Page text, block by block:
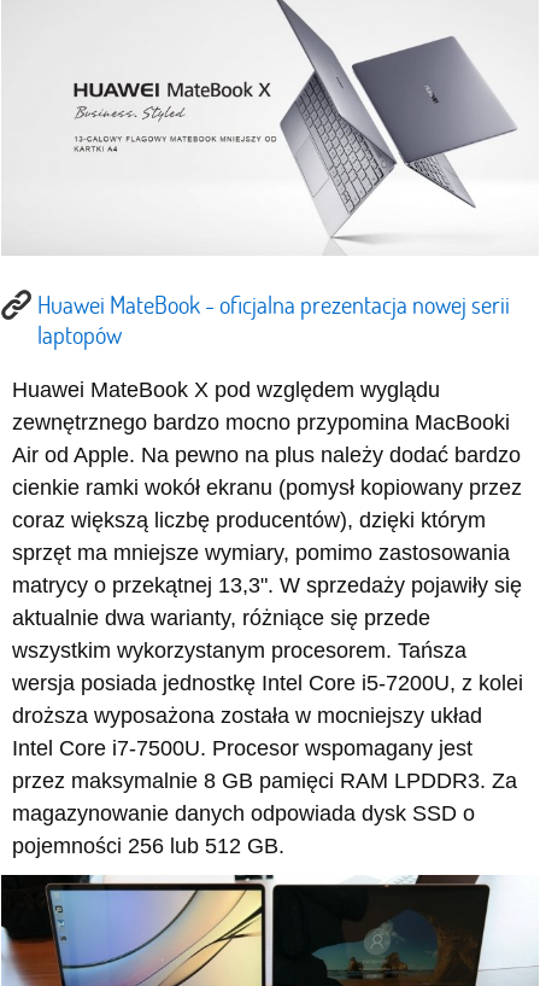
Huawei MateBook - oficjalna prezentacja nowej serii
laptopów
Huawei MateBook X pod względem wyglądu
zewnętrznego bardzo mocno przypomina MacBooki
Air od Apple. Na pewno na plus należy dodać bardzo
cienkie ramki wokół ekranu (pomysł kopiowany przez
coraz większą liczbę producentów), dzięki którym
sprzęt ma mniejsze wymiary, pomimo zastosowania
matrycy o przekątnej 13,3". W sprzedaży pojawiły się
aktualnie dwa warianty, różniące się przede
wszystkim wykorzystanym procesorem. Tańsza
wersja posiada jednostkę Intel Core i5-7200U, z kolei
droższa wyposażona została w mocniejszy układ
Intel Core i7-7500U. Procesor wspomagany jest
przez maksymalnie 8 GB pamięci RAM LPDDR3. Za
magazynowanie danych odpowiada dysk SSD o
pojemności 256 lub 512 GB.